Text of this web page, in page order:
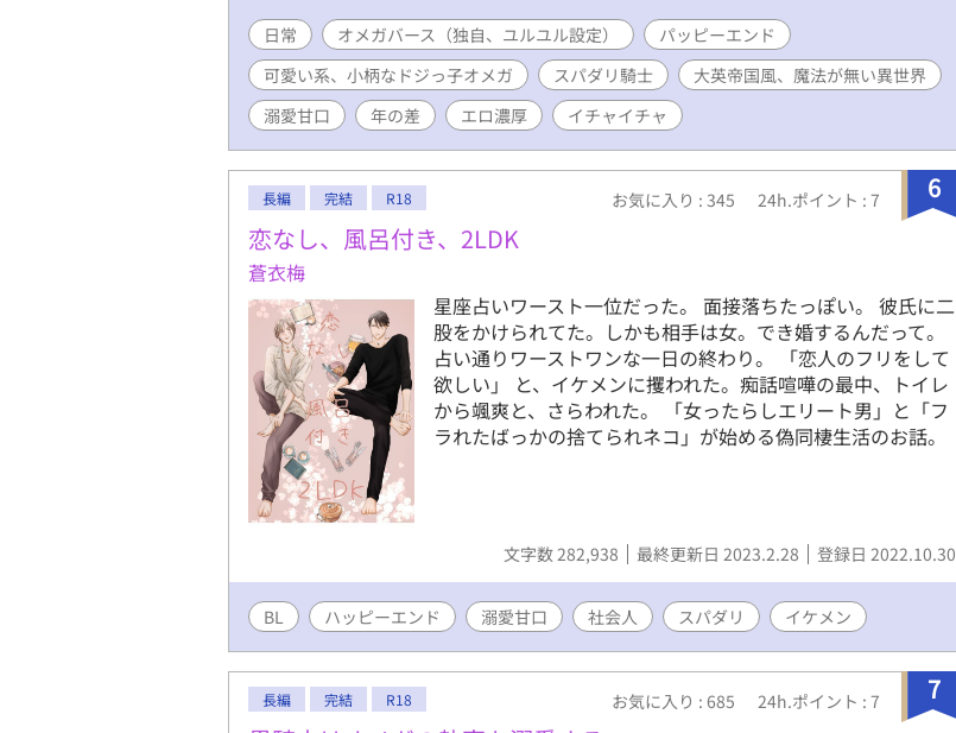
の良い、イチャイチャ多めの、ユルユルオメガバースです。
😘R18濃厚です。苦手な方はご注意ください！
日常 オメガバース（独自、ユルユル設定）
パッピーエンド
可愛い系、小柄なドジっ子オメガ
スパダリ騎士
大英帝国風、魔法が無い異世界
溺愛甘口
年の差 エロ濃厚 イチャイチャ
6
長編 完結 R18 お気に入り : 345 24h.ポイント : 7
恋なし、風呂付き、2LDK
蒼衣梅
星座占いワースト一位だった。 面接落ちたっぽい。 彼氏に二
股をかけられてた。しかも相手は女。でき婚するんだって。
占い通りワーストワンな一日の終わり。 「恋人のフリをして
欲しい」 と、イケメンに攫われた。痴話喧嘩の最中、トイレ
から颯爽と、さらわれた。 「女ったらしエリート男」と「フ
ラれたばっかの捨てられネコ」が始める偽同棲生活のお話。
文字数 282,938 最終更新日 2023.2.28 登録日 2022.10.30
BL ハッピーエンド 溺愛甘口 社会人 スパダリ イケメン
7
長編 完結 R18 お気に入り : 685 24h.ポイント : 7